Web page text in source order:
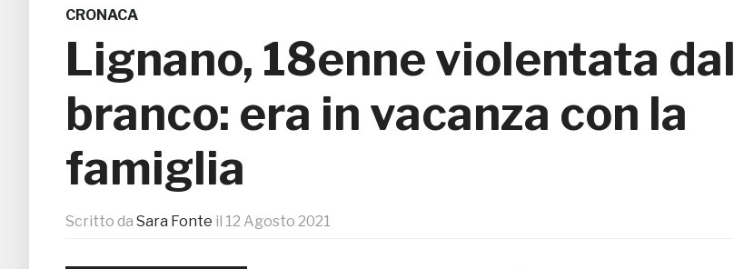
CRONACA
Lignano, 18enne violentata dal
branco: era in vacanza con la
famiglia
Scritto da Sara Fonte il 12 Agosto 2021